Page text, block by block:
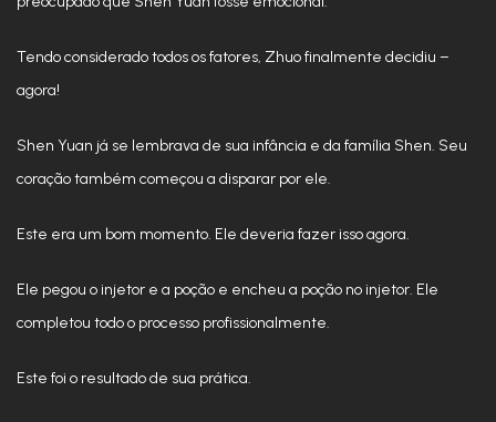
Tendo considerado todos os fatores, Zhuo finalmente decidiu –
agora!
Shen Yuan já se lembrava de sua infância e da família Shen. Seu
coração também começou a disparar por ele.
Este era um bom momento. Ele deveria fazer isso agora.
Ele pegou o injetor e a poção e encheu a poção no injetor. Ele
completou todo o processo profissionalmente.
Este foi o resultado de sua prática.